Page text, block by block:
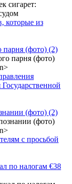
которые из
парня (фото) (2)
(фото) (2)
с просьбой
по налогам €38